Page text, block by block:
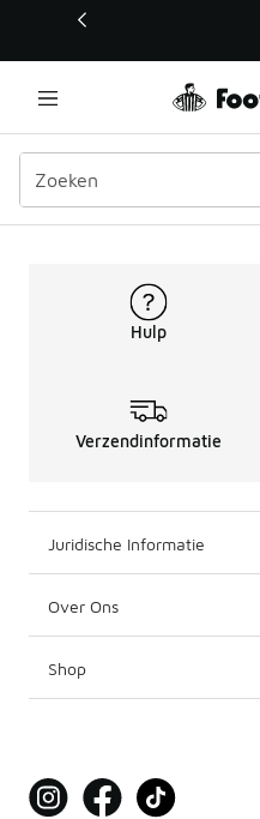
Deze link wordt geopend in
Kinderen
Hulp
Verzendinformatie
Juridische Informatie
Over Ons
Shop